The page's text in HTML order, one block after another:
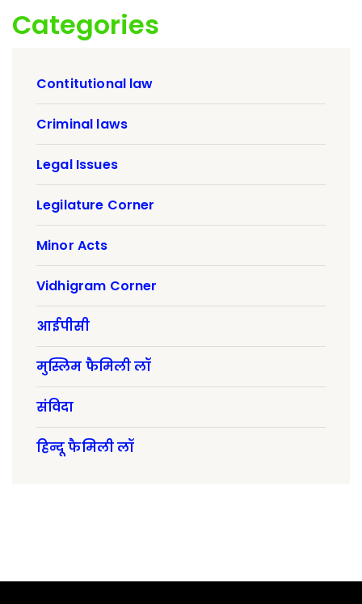
Categories
Contitutional law
Criminal laws
Legal Issues
Legilature Corner
Minor Acts
Vidhigram Corner
आईपीसी
मुस्लिम फैमिली लॉ
संविदा
हिन्दू फैमिली लॉ